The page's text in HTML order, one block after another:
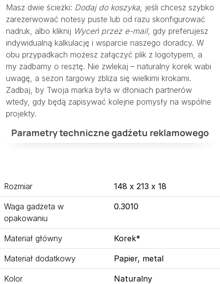
Masz dwie ścieżki: Dodaj do koszyka , jeśli chcesz szybko
zarezerwować notesy puste lub od razu skonfigurować
nadruk, albo kliknij Wyceń przez e-mail, gdy preferujesz
indywidualną kalkulację i wsparcie naszego doradcy. W
obu przypadkach możesz załączyć plik z logotypem, a
my zadbamy o resztę. Nie zwlekaj – naturalny korek wabi
uwagę, a sezon targowy zbliża się wielkimi krokami.
Zadbaj, by Twoja marka była w dłoniach partnerów
wtedy, gdy będą zapisywać kolejne pomysły na wspólne
projekty.
Parametry techniczne gadżetu reklamowego
Rozmiar 148 x 213 x 18
Waga gadżeta w
opakowaniu
0.3010
Materiał główny Korek*
Materiał dodatkowy Papier, metal
Kolor Naturalny